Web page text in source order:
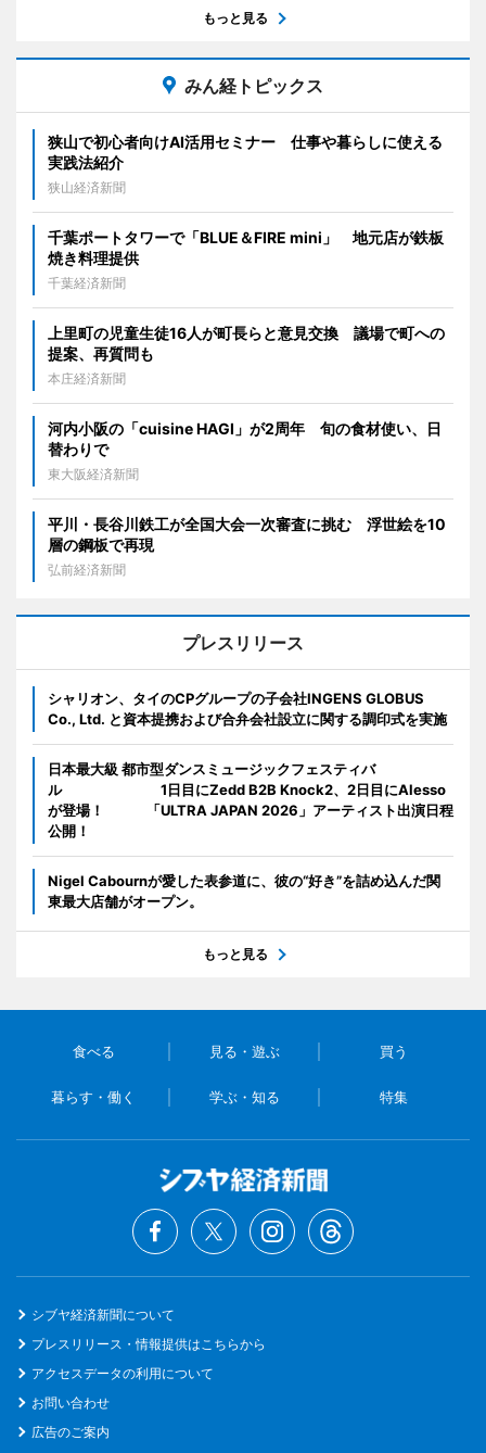
もっと見る
みん経トピックス
狭山で初心者向けAI活用セミナー 仕事や暮らしに使える
実践法紹介
狭山経済新聞
千葉ポートタワーで「BLUE＆FIRE mini」 地元店が鉄板
焼き料理提供
千葉経済新聞
上里町の児童生徒16人が町長らと意見交換 議場で町への
提案、再質問も
本庄経済新聞
河内小阪の「cuisine HAGI」が2周年 旬の食材使い、日
替わりで
東大阪経済新聞
平川・長谷川鉄工が全国大会一次審査に挑む 浮世絵を10
層の鋼板で再現
弘前経済新聞
プレスリリース
シャリオン、タイのCPグループの子会社INGENS GLOBUS
Co., Ltd. と資本提携および合弁会社設立に関する調印式を実施
日本最大級 都市型ダンスミュージックフェスティバ
ル 1日目にZedd B2B Knock2、2日目にAlesso
が登場！ 「ULTRA JAPAN 2026」アーティスト出演日程
公開！
Nigel Cabournが愛した表参道に、彼の“好き”を詰め込んだ関
東最大店舗がオープン。
もっと見る
食べる 見る・遊ぶ 買う
暮らす・働く 学ぶ・知る 特集
シブヤ経済新聞について
プレスリリース・情報提供はこちらから
アクセスデータの利用について
お問い合わせ
広告のご案内